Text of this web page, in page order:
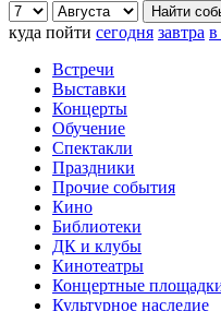
куда пойти сегодня завтра
Встречи
Выставки
Концерты
Обучение
Спектакли
Праздники
Прочие события
Кино
Библиотеки
ДК и клубы
Кинотеатры
Концертные
Культурное наследие